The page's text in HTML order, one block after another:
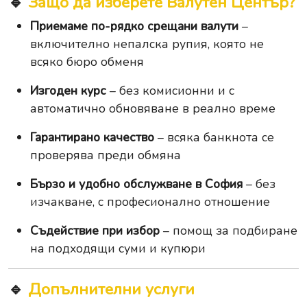
Приемаме по-рядко срещани валути –
включително непалска рупия, която не
всяко бюро обменя
Изгоден курс – без комисионни и с
автоматично обновяване в реално време
Гарантирано качество – всяка банкнота се
проверява преди обмяна
Бързо и удобно обслужване в София – без
изчакване, с професионално отношение
Съдействие при избор – помощ за подбиране
на подходящи суми и купюри
🔹 Допълнителни услуги